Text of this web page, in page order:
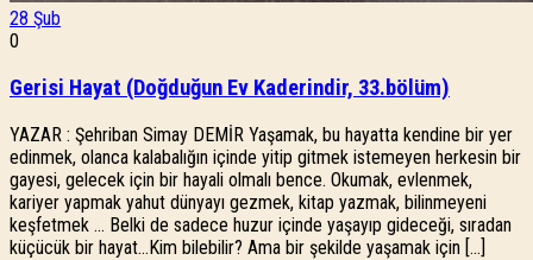
28 Şub
0
Gerisi Hayat (Doğduğun Ev Kaderindir, 33.bölüm)
YAZAR : Şehriban Simay DEMİR Yaşamak, bu hayatta kendine bir yer
edinmek, olanca kalabalığın içinde yitip gitmek istemeyen herkesin bir
gayesi, gelecek için bir hayali olmalı bence. Okumak, evlenmek,
kariyer yapmak yahut dünyayı gezmek, kitap yazmak, bilinmeyeni
keşfetmek … Belki de sadece huzur içinde yaşayıp gideceği, sıradan
küçücük bir hayat…Kim bilebilir? Ama bir şekilde yaşamak için […]